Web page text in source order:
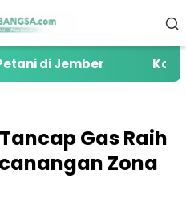
Kolaborasi
Gas Raih
Zona